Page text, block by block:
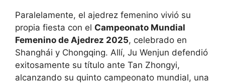
Paralelamente, el ajedrez femenino vivió su
propia fiesta con el Campeonato Mundial
Femenino de Ajedrez 2025, celebrado en
Shanghái y Chongqing. Allí, Ju Wenjun defendió
exitosamente su título ante Tan Zhongyi,
alcanzando su quinto campeonato mundial, una